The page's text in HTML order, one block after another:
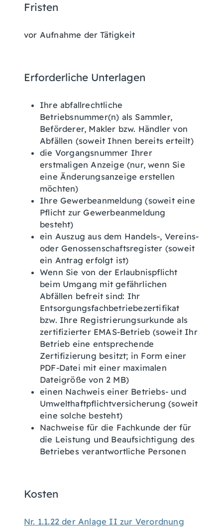
Fristen
vor Aufnahme der Tätigkeit
Erforderliche Unterlagen
Ihre abfallrechtliche
Betriebsnummer(n) als Sammler,
Beförderer, Makler bzw. Händler von
Abfällen (soweit Ihnen bereits erteilt)
die Vorgangsnummer Ihrer
erstmaligen Anzeige (nur, wenn Sie
eine Änderungsanzeige erstellen
möchten)
Ihre Gewerbeanmeldung (soweit eine
Pflicht zur Gewerbeanmeldung
besteht)
ein Auszug aus dem Handels-, Vereins-
oder Genossenschaftsregister (soweit
ein Antrag erfolgt ist)
Wenn Sie von der Erlaubnispflicht
beim Umgang mit gefährlichen
Abfällen befreit sind: Ihr
Entsorgungsfachbetriebezertifikat
bzw. Ihre Registrierungsurkunde als
zertifizierter EMAS-Betrieb (soweit Ihr
Betrieb eine entsprechende
Zertifizierung besitzt; in Form einer
PDF-Datei mit einer maximalen
Dateigröße von 2 MB)
einen Nachweis einer Betriebs- und
Umwelthaftpflichtversicherung (soweit
eine solche besteht)
Nachweise für die Fachkunde der für
die Leistung und Beaufsichtigung des
Betriebes verantwortliche Personen
Kosten
Nr. 1.1.22 der Anlage II zur Verordnung